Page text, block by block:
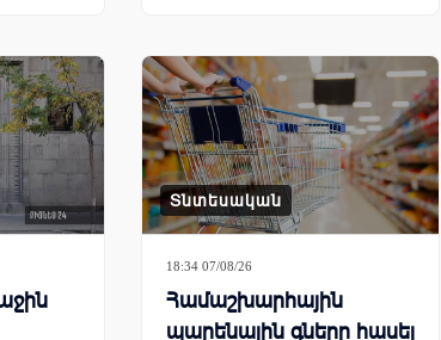
Տնտեսական
18:34 07/08/26
Համաշխարհային
պարենային գները հասել